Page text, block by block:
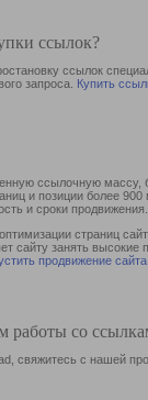
ссылок?
ссылок
запроса. Купить
ссылочную
и позиции более
и сроки продвижения.
страниц
сайту занять
продвижение сайта
работы со
свяжитесь с нашей